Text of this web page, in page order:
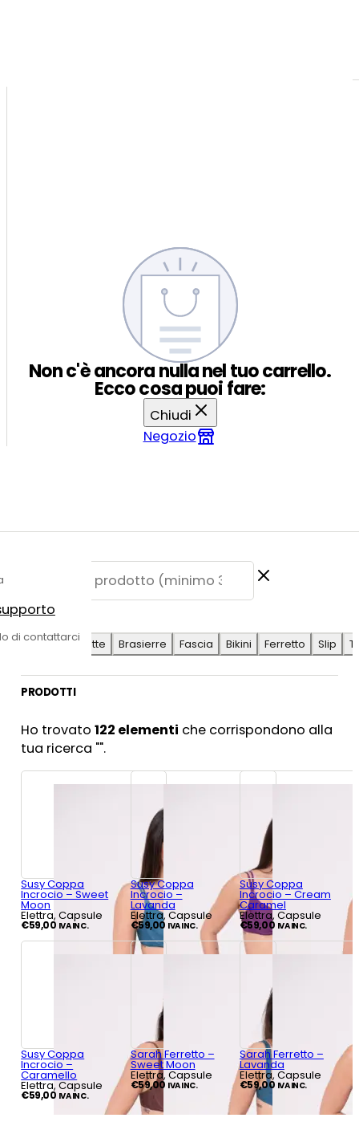
di contattarci
Non c'è ancora nulla nel tuo carrello.
Ecco cosa puoi fare:
Chiudi
Negozio
SUGGERITE
Antilope
Coulotte Brasierre Fascia Bikini Ferretto Slip
PRODOTTI
Ho trovato122 elementi che corrispondono alla
tua ricerca "".
Susy Coppa
Incrocio – Sweet
Moon
Elettra, Capsule
€59,00 IVA INC.
Susy Coppa
Incrocio –
Lavanda
Elettra, Capsule
€59,00 IVA INC.
Susy Coppa
Incrocio – Cream
Caramel
Elettra, Capsule
€59,00 IVA INC.
Susy Coppa
Incrocio –
Caramello
Elettra, Capsule
€59,00 IVA INC.
Sarah Ferretto –
Sweet Moon
Elettra, Capsule
€59,00 IVA INC.
Sarah Ferretto –
Lavanda
Elettra, Capsule
€59,00 IVA INC.